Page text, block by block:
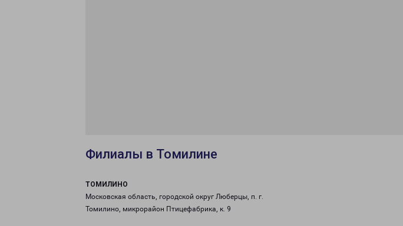
Филиалы в Томилине
ТОМИЛИНО
Московская область, городской округ Люберцы, п. г.
Томилино, микрорайон Птицефабрика, к. 9